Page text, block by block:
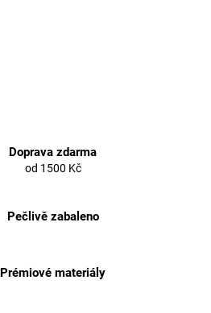
Doprava zdarma
od 1500 Kč
Pečlivě zabaleno
Prémiové materiály